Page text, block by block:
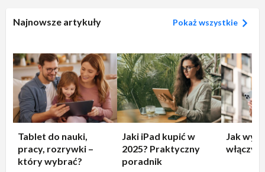
Najnowsze artykuły Pokaż wszystkie
Tablet do nauki,
pracy, rozrywki –
który wybrać?
Jaki iPad kupić w
2025? Praktyczny
poradnik
Jak
włączyć